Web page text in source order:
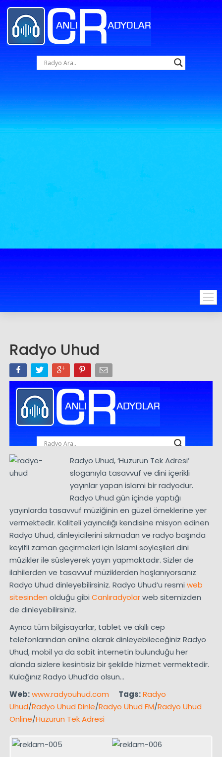
Radyo Uhud
Radyo Uhud, ‘Huzurun Tek Adresi’
sloganıyla tasavvuf ve dini içerikli
yayınlar yapan islami bir radyodur.
Radyo Uhud gün içinde yaptığı
yayınlarda tasavvuf müziğinin en güzel örneklerine yer
vermektedir. Kaliteli yayıncılığı kendisine misyon edinen
Radyo Uhud, dinleyicilerini sıkmadan ve radyo başında
keyifli zaman geçirmeleri için İslami söyleşileri dini
müzikler ile süsleyerek yayın yapmaktadır. Sizler de
ilahilerden ve tasavvuf müziklerden hoşlanıyorsanız
Radyo Uhud dinleyebilirsiniz. Radyo Uhud’u resmi web
sitesinden olduğu gibi Canlıradyolarweb sitemizden
de dinleyebilirsiniz.
Ayrıca tüm bilgisayarlar, tablet ve akıllı cep
telefonlarından online olarak dinleyebileceğiniz Radyo
Uhud, mobil ya da sabit internetin bulunduğu her
alanda sizlere kesintisiz bir şekilde hizmet vermektedir.
Kulağınız Radyo Uhud’da olsun…
Web:www.radyouhud.com Tags:Radyo
Uhud/Radyo Uhud Dinle/Radyo Uhud FM/Radyo Uhud
Online/Huzurun Tek Adresi